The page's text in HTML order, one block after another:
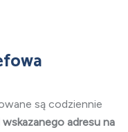
są codziennie
adresu na